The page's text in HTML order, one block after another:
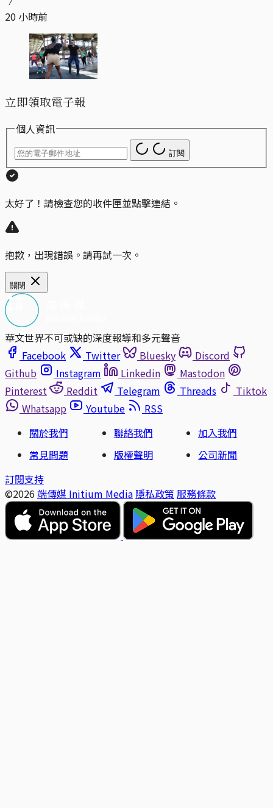
20 小時前
立即領取電子報
個人資訊
訂閱
太好了！請檢查您的收件匣並點擊連結。
抱歉，出現錯誤。請再試一次。
關閉
華文世界不可或缺的深度報導和多元聲音
Facebook
Twitter Bluesky
Discord
Github
Instagram Linkedin
Mastodon
Pinterest
Reddit Telegram Threads
Tiktok
Whatsapp
Youtube
RSS
關於我們
聯絡我們
加入我們
常見問題
版權聲明
公司新聞
訂閱支持
©2026 端傳媒 Initium Media 隱私政策 服務條款